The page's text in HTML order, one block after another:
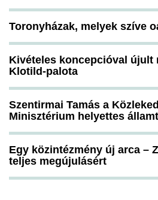
Toronyházak, melyek szíve
Kivételes koncepcióval újult
Klotild-palota
Szentirmai Tamás a
Minisztérium helyettes
Egy közintézmény új arca –
teljes megújulásért